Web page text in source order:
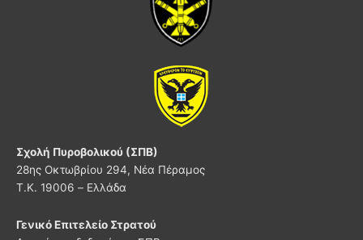
Σχολή Πυροβολικού (ΣΠΒ)
28ης Οκτωβρίου 294, Νέα Πέραμος
Τ.Κ. 19006 – Ελλάδα
Γενικό Επιτελείο Στρατού